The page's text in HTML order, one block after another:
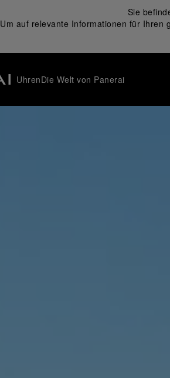
Sie
Um auf relevante Informationen für Ihren
UhrenDie Welt von Panerai